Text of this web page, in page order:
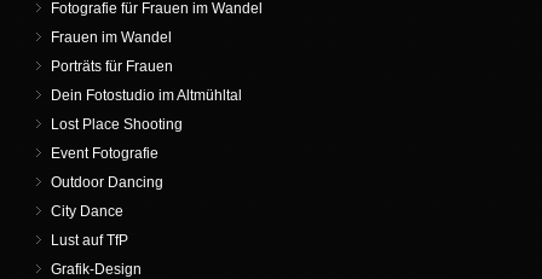
Fotografie für Frauen im Wandel
Frauen im Wandel
Porträts für Frauen
Dein Fotostudio im Altmühltal
Lost Place Shooting
Event Fotografie
Outdoor Dancing
City Dance
Lust auf TfP
Grafik-Design